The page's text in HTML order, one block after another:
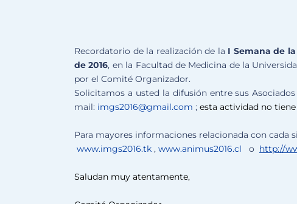
Recordatorio de la realización de la I Semana de
de 2016, en la Facultad de Medicina de la
por el Comité Organizador.
Solicitamos a usted la difusión entre sus
mail: imgs2016@gmail.com ; esta actividad no
Para mayores informaciones relacionada con
www.imgs2016.tk , www.animus2016.cl o http://
Saludan muy atentamente,